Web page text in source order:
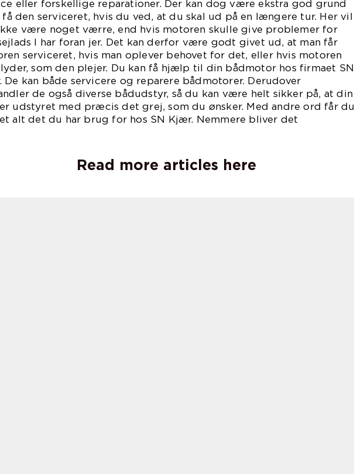
eller forskellige reparationer. Der kan dog være ekstra god grund
den serviceret, hvis du ved, at du skal ud på en længere tur. Her vil
være noget værre, end hvis motoren skulle give problemer for
I har foran jer. Det kan derfor være godt givet ud, at man får
serviceret, hvis man oplever behovet for det, eller hvis motoren
som den plejer. Du kan få hjælp til din bådmotor hos firmaet SN
De kan både servicere og reparere bådmotorer. Derudover
de også diverse bådudstyr, så du kan være helt sikker på, at din
udstyret med præcis det grej, som du ønsker. Med andre ord får du
alt det du har brug for hos SN Kjær. Nemmere bliver det
Read more articles here